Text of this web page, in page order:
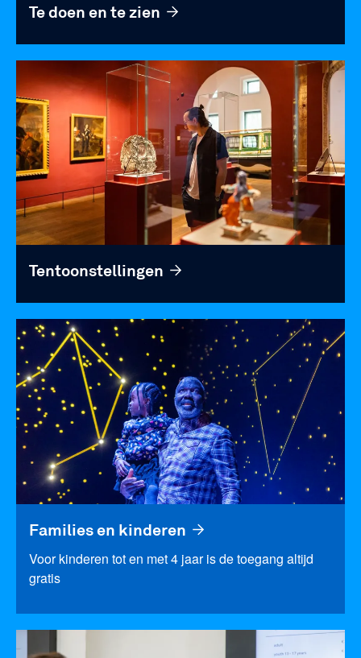
Te doen en te zien
Tentoonstellingen
Families en kinderen
Voor kinderen tot en met 4 jaar is de toegang altijd
gratis